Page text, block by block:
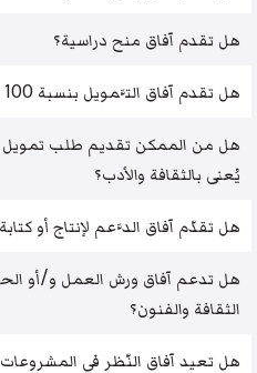
هل تقدم آفاق منح دراسية؟
هل تقدم آفاق التَّمويل بنسبة 100 ٪ للمشاريع؟
هل من الممكن تقديم طلب تمويل
يُعنى بالثقافة والأدب؟
هل تقدّم آفاق الدَّعم لإنتاج أو
هل تدعم آفاق ورش العمل و/أو
الثقافة والفنون؟
هل تعيد آفاق النّظر في